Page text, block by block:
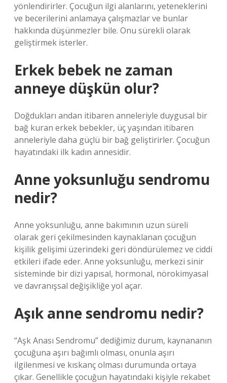
yönlendirirler. Çocuğun ilgi alanlarını, yeteneklerini
ve becerilerini anlamaya çalışmazlar ve bunlar
hakkında düşünmezler bile. Onu sürekli olarak
geliştirmek isterler.
Erkek bebek ne zaman
anneye düşkün olur?
Doğdukları andan itibaren anneleriyle duygusal bir
bağ kuran erkek bebekler, üç yaşından itibaren
anneleriyle daha güçlü bir bağ geliştirirler. Çocuğun
hayatındaki ilk kadın annesidir.
Anne yoksunluğu sendromu
nedir?
Anne yoksunluğu, anne bakımının uzun süreli
olarak geri çekilmesinden kaynaklanan çocuğun
kişilik gelişimi üzerindeki geri döndürülemez ve ciddi
etkileri ifade eder. Anne yoksunluğu, merkezi sinir
sisteminde bir dizi yapısal, hormonal, nörokimyasal
ve davranışsal değişikliğe yol açar.
Aşık anne sendromu nedir?
“Aşk Anası Sendromu” dediğimiz durum, kaynananın
çocuğuna aşırı bağımlı olması, onunla aşırı
ilgilenmesi ve kıskanç olması durumunda ortaya
çıkar. Genellikle çocuğun hayatındaki kişiyle rekabet